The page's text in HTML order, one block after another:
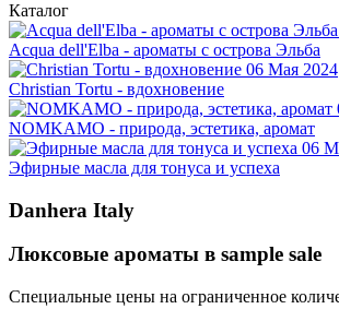
Каталог
Acqua dell'Elba - ароматы с острова Эльба
06 Мая 2024
Christian Tortu - вдохновение
NOMKAMO - природа, эстетика, аромат
06
Эфирные масла для тонуса и успеха
Danhera Italy
Люксовые ароматы в sample sale
Специальные цены на ограниченное